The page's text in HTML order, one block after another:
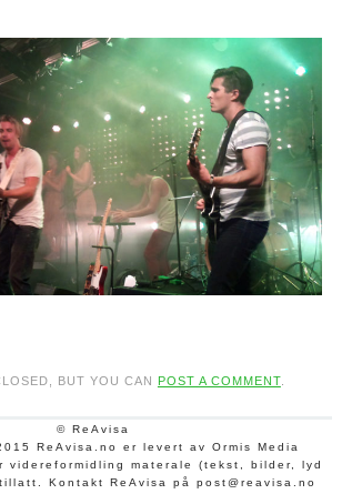
BUT YOU CAN POST A COMMENT.
© ReAvisa
ReAvisa.no er levert av Ormis Media
videreformidling materale (tekst, bilder, lyd
Kontakt ReAvisa på post@reavisa.no